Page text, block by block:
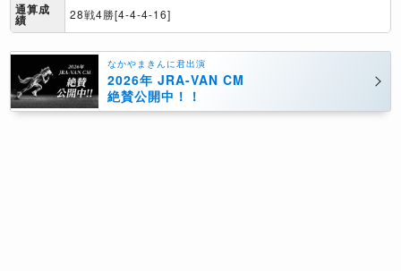
通算成
績 28戦4勝[4-4-4-16]
なかやまきんに君出演
2026年 JRA-VAN CM
絶賛公開中！！